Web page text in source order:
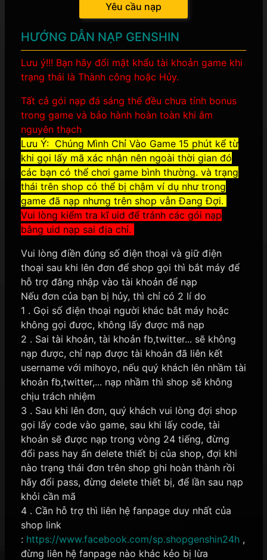
Yêu cầu nạp
HƯỚNG DẪN NẠP GENSHIN
Lưu ý!!! Bạn hãy đổi mật khẩu tài khoản game khi
trạng thái là Thành công hoặc Hủy.
Tất cả gói nạp đá sáng thế đều chưa tính bonus
trong game và bảo hành hoàn toàn khi âm
nguyên thạch
Lưu Ý: Chúng Mình Chỉ Vào Game 15 phút kể từ
khi gọi lấy mã xác nhận nên ngoài thời gian đó
các bạn có thể chơi game bình thường. và trạng
thái trên shop có thể bị chậm ví dụ như trong
game đã nạp nhưng trên shop vẫn Đang Đợi.
Vui lòng kiểm tra kĩ uid để tránh các gói nạp
bằng uid nạp sai địa chỉ.
Vui lòng điền đúng số điện thoại và giữ điện
thoại sau khi lên đơn để shop gọi thì bắt máy để
hỗ trợ đăng nhập vào tài khoản để nạp
Nếu đơn của bạn bị hủy, thì chỉ có 2 lí do
1 . Gọi số điện thoại người khác bắt máy hoặc
không gọi được, không lấy được mã nạp
2 . Sai tài khoản, tài khoản fb,twitter... sẽ không
nạp được, chỉ nạp được tài khoản đã liên kết
username với mihoyo, nếu quý khách lên nhầm tài
khoản fb,twitter,... nạp nhầm thì shop sẽ không
chịu trách nhiệm
3 . Sau khi lên đơn, quý khách vui lòng đợi shop
gọi lấy code vào game, sau khi lấy code, tài
khoản sẽ được nạp trong vòng 24 tiếng, đừng
đổi pass hay ấn delete thiết bị của shop, đợi khi
nào trạng thái đơn trên shop ghi hoàn thành rồi
hãy đổi pass, đừng delete thiết bị, để lần sau nạp
khỏi cần mã
4 . Cần hỗ trợ thì liên hệ fanpage duy nhất của
shop link
: https://www.facebook.com/sp.shopgenshin24h ,
đừng liên hệ fanpage nào khác kẻo bị lừa